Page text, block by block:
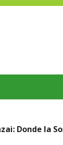
2023
Donde la